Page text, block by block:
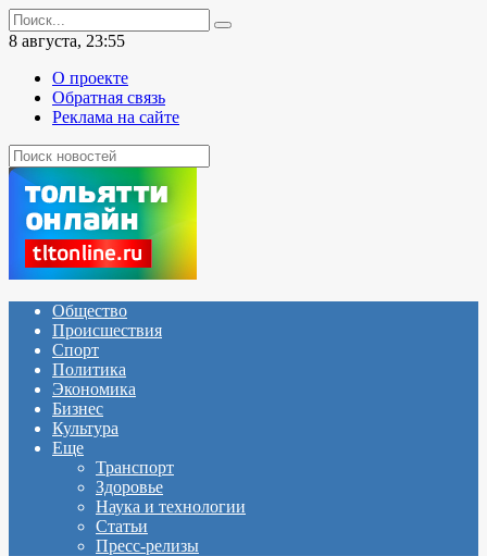
Перейти
к
содержанию
Search
for:
8 августа, 23:55
О проекте
Обратная связь
Реклама на сайте
Общество
Происшествия
Спорт
Политика
Экономика
Бизнес
Культура
Еще
Транспорт
Здоровье
Наука и технологии
Статьи
Пресс-релизы